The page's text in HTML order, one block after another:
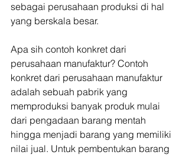
sebagai perusahaan produksi di hal
yang berskala besar.
Apa sih contoh konkret dari
perusahaan manufaktur? Contoh
konkret dari perusahaan manufaktur
adalah sebuah pabrik yang
memproduksi banyak produk mulai
dari pengadaan barang mentah
hingga menjadi barang yang memiliki
nilai jual. Untuk pembentukan barang